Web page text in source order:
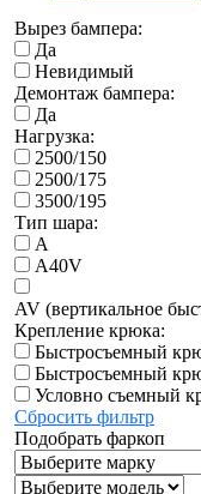
Вырез бампера:
Да
Невидимый
Демонтаж бампера:
Да
Нагрузка:
2500/150
2500/175
3500/195
Тип шара:
A
A40V
AV (вертикальное
Крепление крюка:
Быстросъемный
Быстросъемный
Условно съемный
Сбросить фильтр
Подобрать фаркоп